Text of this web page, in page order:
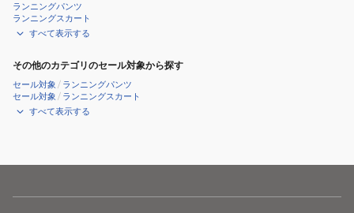
ランニングパンツ
ランニングスカート
すべて表示する
その他のカテゴリのセール対象から探す
セール対象 / ランニングパンツ
セール対象 / ランニングスカート
すべて表示する